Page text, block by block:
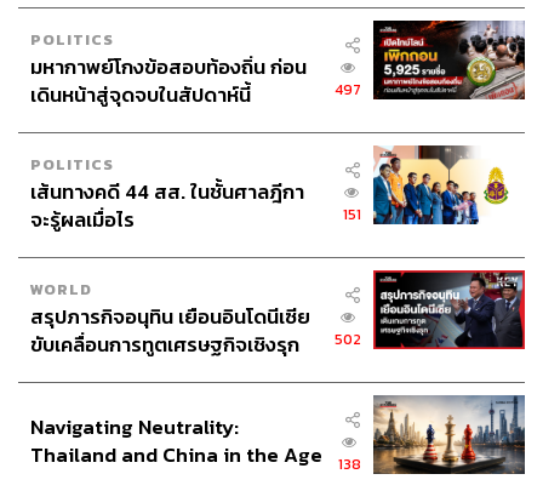
POLITICS
มหากาพย์โกงข้อสอบท้องถิ่น ก่อน
เดินหน้าสู่จุดจบในสัปดาห์นี้
497
POLITICS
เส้นทางคดี 44 สส. ในชั้นศาลฎีกา
จะรู้ผลเมื่อไร
151
WORLD
สรุปภารกิจอนุทิน เยือนอินโดนีเซีย
ขับเคลื่อนการทูตเศรษฐกิจเชิงรุก
502
Navigating Neutrality:
Thailand and China in the Age
138